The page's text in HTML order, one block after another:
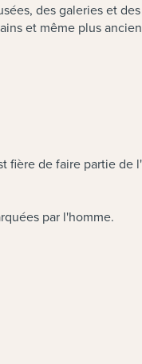
des galeries et
et même plus
de faire partie de
par l'homme.